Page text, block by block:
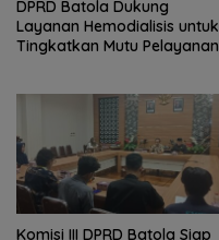
DPRD Batola Dukung
Layanan Hemodialisis untuk
Tingkatkan Mutu Pelayanan
Komisi III DPRD Batola Siap